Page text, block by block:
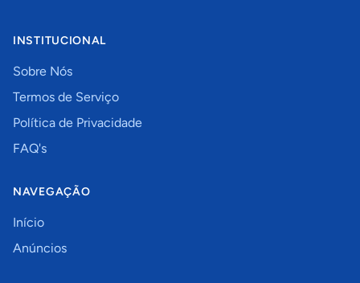
INSTITUCIONAL
Sobre Nós
Termos de Serviço
Política de Privacidade
FAQ's
NAVEGAÇÃO
Início
Anúncios